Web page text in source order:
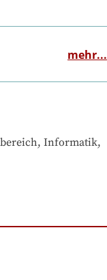
mehr...
Informatik,